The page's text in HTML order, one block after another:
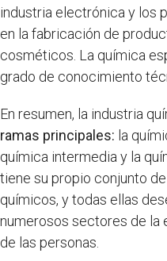
industria electrónica y los
en la fabricación de
cosméticos. La química
grado de conocimiento
En resumen, la industria
ramas principales: la
química intermedia y la
tiene su propio conjunto
químicos, y todas ellas
numerosos sectores de la
de las personas.